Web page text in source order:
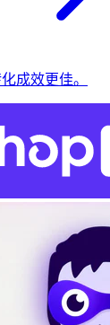
成效更佳。